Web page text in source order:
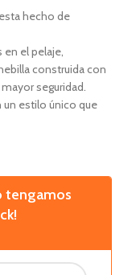
estahecho de
en el pelaje,
construida con
seguridad.
un estilo único que
tengamos